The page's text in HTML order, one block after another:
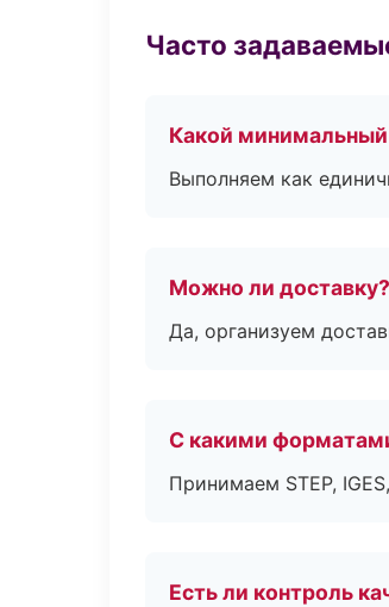
Часто
Какой
Выполняем как
Можно ли доставку?
Да, организуем
С какими
Принимаем STEP,
Есть ли контроль